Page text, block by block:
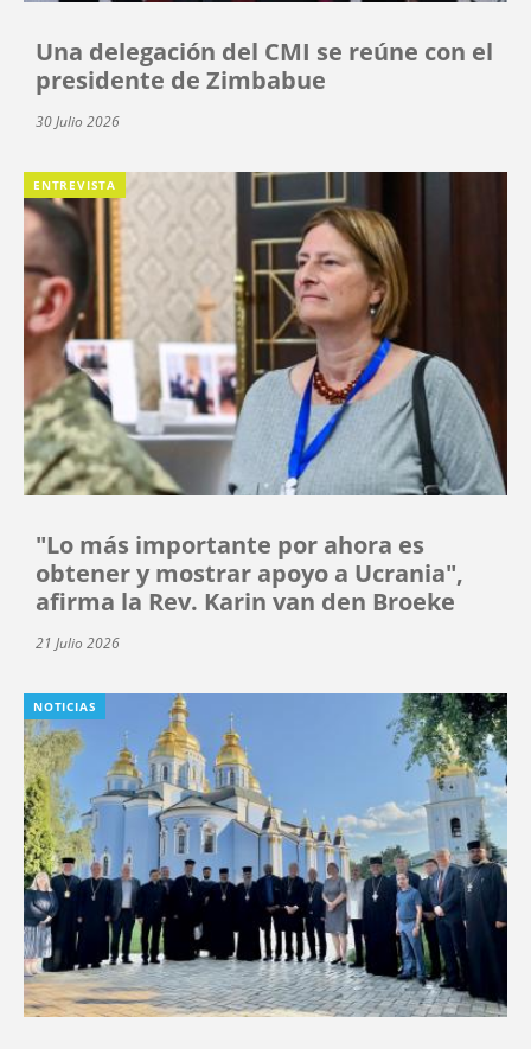
Una delegación del CMI se reúne con el
presidente de Zimbabue
30 Julio 2026
ENTREVISTA
"Lo más importante por ahora es
obtener y mostrar apoyo a Ucrania",
afirma la Rev. Karin van den Broeke
21 Julio 2026
NOTICIAS